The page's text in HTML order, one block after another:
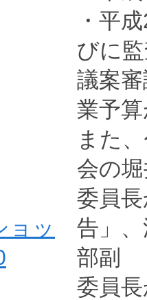
・平
びに
議案
業予
また
会の
委員
告」
部副
委員